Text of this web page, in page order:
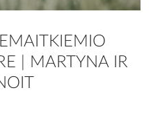
| MARTYNA IR